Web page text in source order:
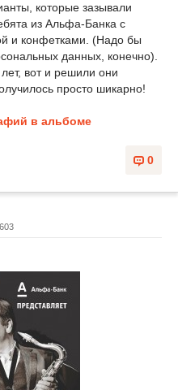
которые зазывали
из Альфа-Банка с
и конфетками. (Надо бы
данных, конечно).
вот и решили они
просто шикарно!
в альбоме
0